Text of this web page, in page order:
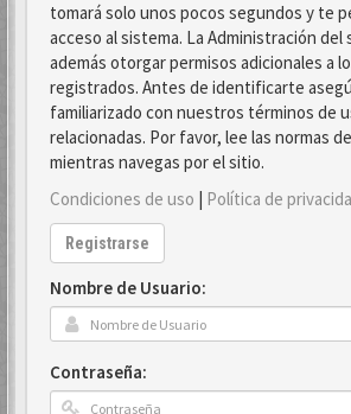
tomará solo unos pocos segundos y te
acceso al sistema. La Administración del
además otorgar permisos adicionales a
registrados. Antes de identificarte
familiarizado con nuestros términos de
relacionadas. Por favor, lee las normas
mientras navegas por el sitio.
Condiciones de uso | Política de
Registrarse
Nombre de Usuario:
Contraseña: